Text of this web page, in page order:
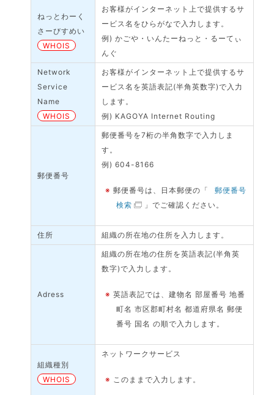
ねっとわーく
さーびすめい
WHOIS
お客様がインターネット上で提供するサ
ービス名をひらがなで入力します。
例) かごや・いんたーねっと・るーてぃ
んぐ
Network
Service
Name
WHOIS
お客様がインターネット上で提供するサ
ービス名を英語表記(半角英数字)で入力
します。
例) KAGOYA Internet Routing
郵便番号
郵便番号を7桁の半角数字で入力しま
す。
例) 604-8166
※郵便番号は、日本郵便の「
郵便番号
検索
」でご確認ください。
住所 組織の所在地の住所を入力します。
Adress
組織の所在地の住所を英語表記(半角英
数字)で入力します。
※英語表記では、建物名 部屋番号 地番
町名 市区郡町村名 都道府県名 郵便
番号 国名 の順で入力します。
組織種別
WHOIS
ネットワークサービス
※ このままで入力します。